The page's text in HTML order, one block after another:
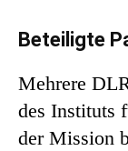
Beteiligte
Mehrere
des Instituts
der Mission